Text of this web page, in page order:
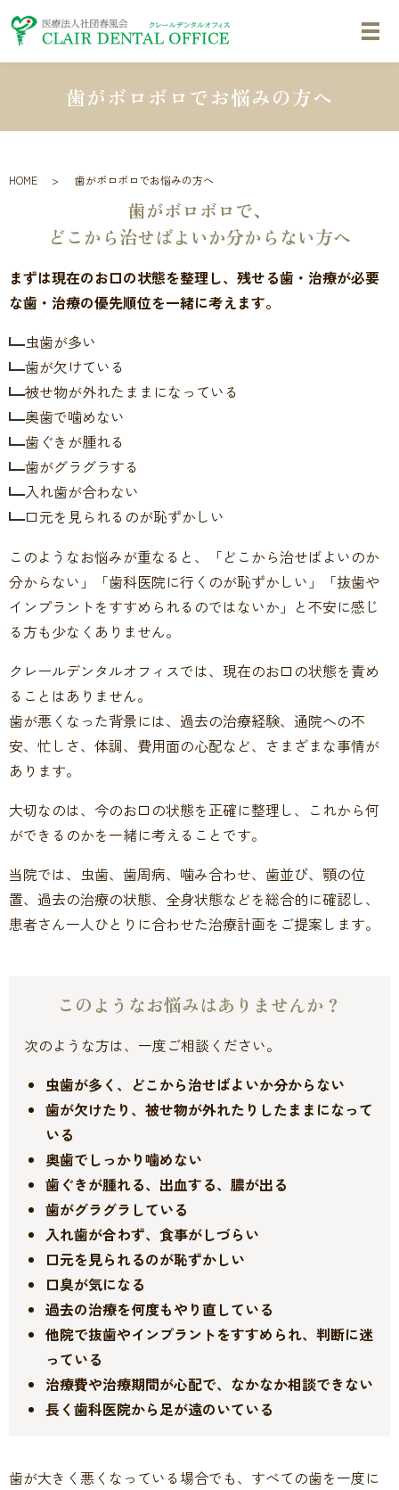
歯がボロボロでお悩みの方へ
HOME 歯がボロボロでお悩みの方へ
歯がボロボロで、
どこから治せばよいか分からない方へ
まずは現在のお口の状態を整理し、残せる歯・治療が必要
な歯・治療の優先順位を一緒に考えます。
虫歯が多い
歯が欠けている
被せ物が外れたままになっている
奥歯で噛めない
歯ぐきが腫れる
歯がグラグラする
入れ歯が合わない
口元を見られるのが恥ずかしい
このようなお悩みが重なると、「どこから治せばよいのか
分からない」「歯科医院に行くのが恥ずかしい」「抜歯や
インプラントをすすめられるのではないか」と不安に感じ
る方も少なくありません。
クレールデンタルオフィスでは、現在のお口の状態を責め
ることはありません。
歯が悪くなった背景には、過去の治療経験、通院への不
安、忙しさ、体調、費用面の心配など、さまざまな事情が
あります。
大切なのは、今のお口の状態を正確に整理し、これから何
ができるのかを一緒に考えることです。
当院では、虫歯、歯周病、噛み合わせ、歯並び、顎の位
置、過去の治療の状態、全身状態などを総合的に確認し、
患者さん一人ひとりに合わせた治療計画をご提案します。
このようなお悩みはありませんか？
次のような方は、一度ご相談ください。
虫歯が多く、どこから治せばよいか分からない
歯が欠けたり、被せ物が外れたりしたままになって
いる
奥歯でしっかり噛めない
歯ぐきが腫れる、出血する、膿が出る
歯がグラグラしている
入れ歯が合わず、食事がしづらい
口元を見られるのが恥ずかしい
口臭が気になる
過去の治療を何度もやり直している
他院で抜歯やインプラントをすすめられ、判断に迷
っている
治療費や治療期間が心配で、なかなか相談できない
長く歯科医院から足が遠のいている
歯が大きく悪くなっている場合でも、すべての歯を一度に